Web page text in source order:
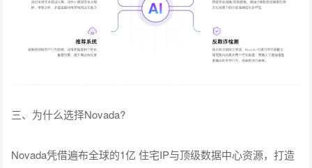
三、为什么选择Novada?
Novada凭借遍布全球的1亿 住宅IP与顶级数据中心资源，打造